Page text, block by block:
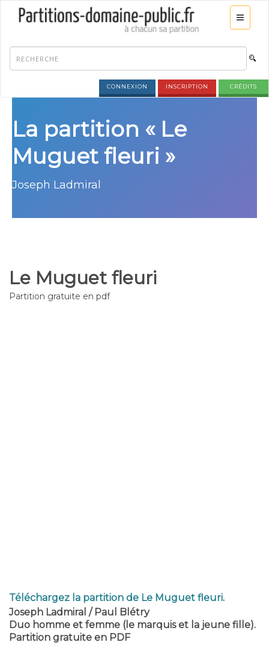
CONNEXION INSCRIPTION CRÉDITS
La partition « Le
Muguet fleuri »
Joseph Ladmiral
Le Muguet fleuri
Partition gratuite en pdf
Téléchargez la partition de Le Muguet fleuri.
Joseph Ladmiral / Paul Blétry
Duo homme et femme (le marquis et la jeune fille).
Partition gratuite en PDF